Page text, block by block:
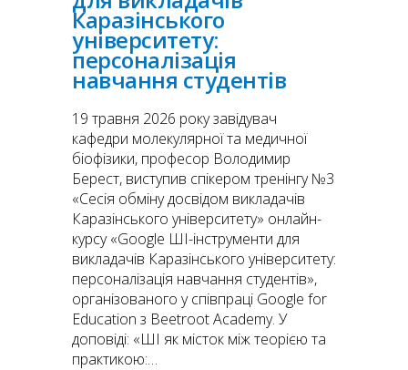
Каразінського
університету:
персоналізація
навчання студентів
19 травня 2026 року завідувач
кафедри молекулярної та медичної
біофізики, професор Володимир
Берест, виступив спікером тренінгу №3
«Сесія обміну досвідом викладачів
Каразінського університету» онлайн-
курсу «Google ШІ-інструменти для
викладачів Каразінського університету:
персоналізація навчання студентів»,
організованого у співпраці Google for
Education з Beetroot Academy. У
доповіді: «ШІ як місток між теорією та
практикою:…